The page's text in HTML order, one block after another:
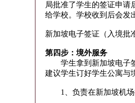
局批准了学生的签证申请
给学校。学校收到后会发
新加坡电子签证（入境批
第四步：境外服务
学生拿到新加坡电子签
建议学生订好学生公寓与
1、负责在新加坡机场